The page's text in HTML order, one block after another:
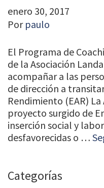
enero 30, 2017
Por paulo
El Programa de
de la Asociación
acompañar a las
de dirección a
Rendimiento (EAR)
proyecto surgido de
inserción social y
desfavorecidas o …
Categorías